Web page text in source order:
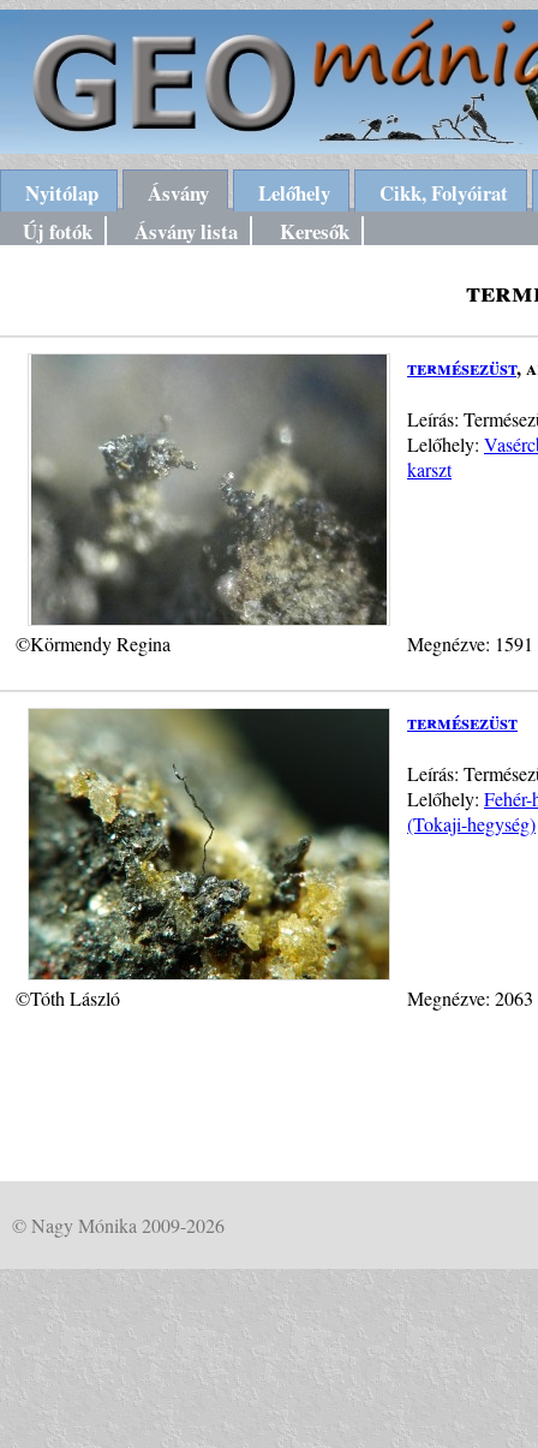
Nyitólap Ásvány Lelőhely
Cikk, Folyóirat
Új fotók
Ásvány lista Keresők
termésezüst,
Leírás:
Lelőhely:
karszt
©Körmendy Regina Megnézve:
termésezüst
Leírás:
Lelőhely:
(Tokaji-hegység)
©Tóth László Megnézve:
© Nagy Mónika 2009-2026